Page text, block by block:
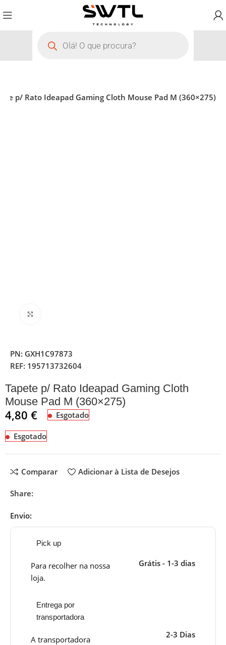
p/ Rato Ideapad Gaming Cloth Mouse Pad M (360×275)
PN: GXH1C97873
REF: 195713732604
Tapete p/ Rato Ideapad Gaming Cloth
Mouse Pad M (360×275)
4,80€ Esgotado
Esgotado
Comparar Adicionar à Lista de Desejos
Share:
Envio:
Pick up
Para recolher na nossa
loja.
Grátis - 1-3 dias
Entrega por
transportadora
A transportadora
2-3 Dias